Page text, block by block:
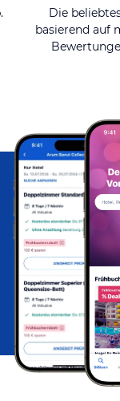
Die
basierend auf